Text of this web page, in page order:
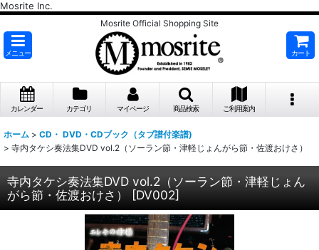
Mosrite Inc.
Mosrite Official Shopping Site
メニュー カート
カレンダー カテゴリ マイページ 商品検索 ご利用案内
ホーム > CD・ DVD・CDブック（タブ譜付楽譜)
> 寺内タケシ奏法集DVD vol.2（ソーラン節・津軽じょんがら節・佐渡おけさ）
寺内タケシ奏法集DVD vol.2（ソーラン節・津軽じょん
がら節・佐渡おけさ）
[DV002]